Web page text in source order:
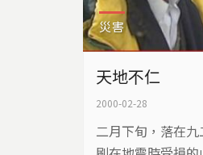
災害
天地不仁
2000-02-28
二月下旬，落在